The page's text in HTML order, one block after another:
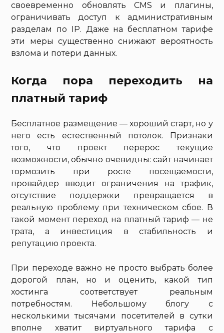
своевременно обновлять CMS и плагины,
ограничивать доступ к административным
разделам по IP. Даже на бесплатном тарифе
эти меры существенно снижают вероятность
взлома и потери данных.
Когда пора переходить на
платный тариф
Бесплатное размещение — хороший старт, но у
него есть естественный потолок. Признаки
того, что проект перерос текущие
возможности, обычно очевидны: сайт начинает
тормозить при росте посещаемости,
провайдер вводит ограничения на трафик,
отсутствие поддержки превращается в
реальную проблему при техническом сбое. В
такой момент переход на платный тариф — не
трата, а инвестиция в стабильность и
репутацию проекта.
При переходе важно не просто выбрать более
дорогой план, но и оценить, какой тип
хостинга соответствует реальным
потребностям. Небольшому блогу с
несколькими тысячами посетителей в сутки
вполне хватит виртуального тарифа с